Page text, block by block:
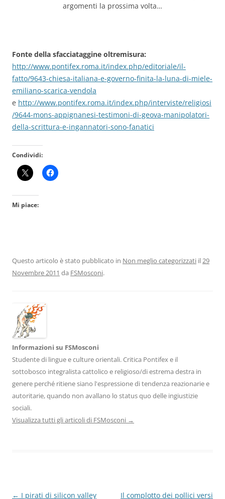
argomenti la prossima volta…
Fonte della sfacciataggine oltremisura:
http://www.pontifex.roma.it/index.php/editoriale/il-
fatto/9643-chiesa-italiana-e-governo-finita-la-luna-di-miele-
emiliano-scarica-vendola
e http://www.pontifex.roma.it/index.php/interviste/religiosi
/9644-mons-appignanesi-testimoni-di-geova-manipolatori-
della-scrittura-e-ingannatori-sono-fanatici
Condividi:
Mi piace:
Questo articolo è stato pubblicato in Non meglio categorizzati il29
Novembre 2011 da FSMosconi.
Informazioni su FSMosconi
Studente di lingue e culture orientali. Critica Pontifex e il
sottobosco integralista cattolico e religioso/di estrema destra in
genere perché ritiene siano l'espressione di tendenza reazionarie e
autoritarie, quando non avallano lo status quo delle ingiustizie
sociali.
Visualizza tutti gli articoli di FSMosconi →
Navigazione
← I pirati di silicon valley Il complotto dei pollici versi